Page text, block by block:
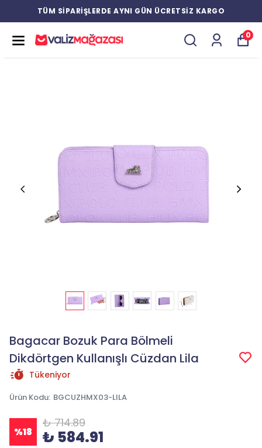
TÜM SİPARİŞLERDE AYNI GÜN ÜCRETSİZ KARGO
0
Bagacar Bozuk Para Bölmeli
Dikdörtgen Kullanışlı Cüzdan Lila
Tükeniyor
Ürün Kodu: BGCUZHMX03-LILA
%18
₺ 714.89
₺ 584.91